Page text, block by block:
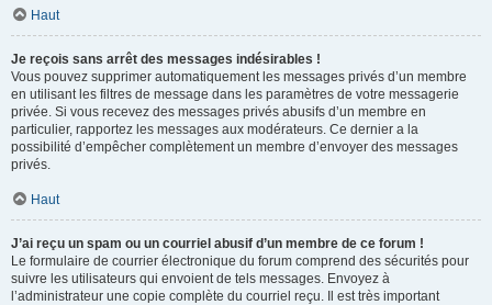
Haut
Je reçois sans arrêt des messages indésirables !
Vous pouvez supprimer automatiquement les messages privés d’un membre
en utilisant les filtres de message dans les paramètres de votre messagerie
privée. Si vous recevez des messages privés abusifs d’un membre en
particulier, rapportez les messages aux modérateurs. Ce dernier a la
possibilité d’empêcher complètement un membre d’envoyer des messages
privés.
Haut
J’ai reçu un spam ou un courriel abusif d’un membre de ce forum !
Le formulaire de courrier électronique du forum comprend des sécurités pour
suivre les utilisateurs qui envoient de tels messages. Envoyez à
l’administrateur une copie complète du courriel reçu. Il est très important